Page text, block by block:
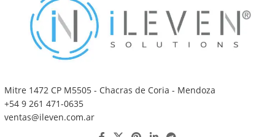
Mitre 1472 CP M5505 - Chacras de Coria - Mendoza
+54 9 261 471-0635
ventas@ileven.com.ar